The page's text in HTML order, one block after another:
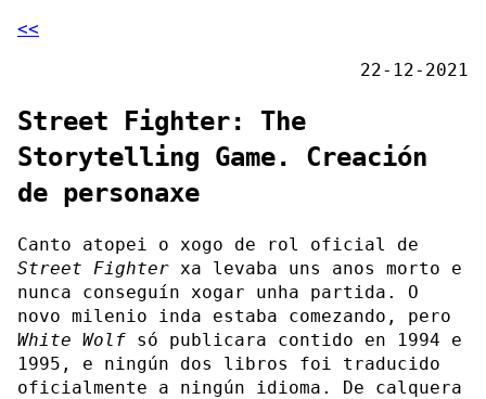
<<
22-12-2021
Street Fighter: The
Storytelling Game. Creación
de personaxe
Canto atopei o xogo de rol oficial de
Street Fighter xa levaba uns anos morto e
nunca conseguín xogar unha partida. O
novo milenio inda estaba comezando, pero
White Wolf só publicara contido en 1994 e
1995, e ningún dos libros foi traducido
oficialmente a ningún idioma. De calquera